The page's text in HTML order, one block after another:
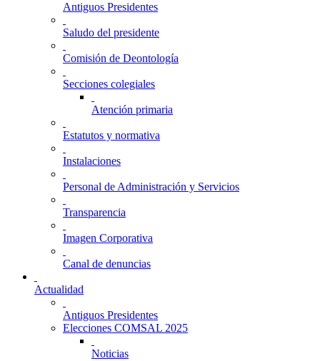
Antiguos Presidentes
Saludo del presidente
Comisión de Deontología
Secciones colegiales
Atención primaria
Estatutos y normativa
Instalaciones
Personal de Administración y Servicios
Transparencia
Imagen Corporativa
Canal de denuncias
Actualidad
Antiguos Presidentes
Elecciones COMSAL 2025
Noticias